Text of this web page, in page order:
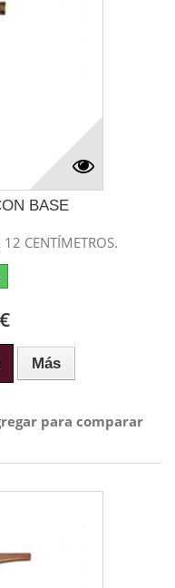
BASE
CENTÍMETROS.
Más
para comparar